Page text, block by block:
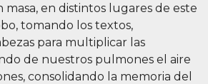
masa, en distintos lugares de este
tomando los textos,
para multiplicar las
de nuestros pulmones el aire
consolidando la memoria del